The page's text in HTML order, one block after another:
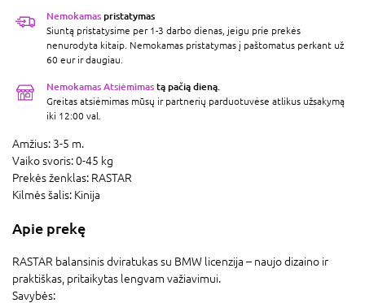
Nemokamas pristatymas
Siuntą pristatysime per 1-3 darbo dienas, jeigu prie prekės
nenurodyta kitaip. Nemokamas pristatymas į paštomatus perkant už
60 eur ir daugiau.
Nemokamas Atsiėmimas tą pačią dieną.
Greitas atsiėmimas mūsų ir partnerių parduotuvėse atlikus užsakymą
iki 12:00 val.
Amžius: 3-5 m.
Vaiko svoris:0-45 kg
Prekės ženklas: RASTAR
Kilmės šalis: Kinija
Apie prekę
RASTAR balansinis dviratukas su BMW licenzija – naujo dizaino ir
praktiškas, pritaikytas lengvam važiavimui.
Savybės: